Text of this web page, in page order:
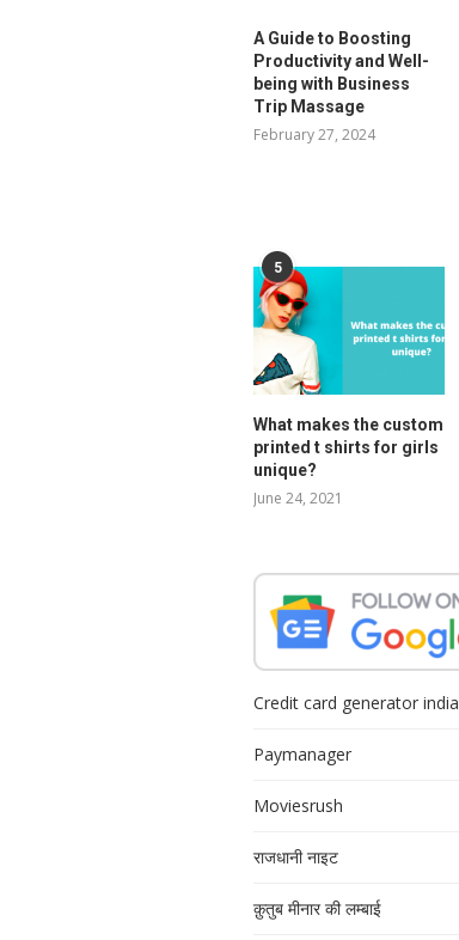
A Guide to Boosting
Productivity and Well-
being with Business
Trip Massage
February 27, 2024
5
What makes the custom
printed t shirts for girls
unique?
June 24, 2021
Credit card generator india
Paymanager
Moviesrush
राजधानी नाइट
क़ुतुब मीनार की लम्बाई